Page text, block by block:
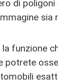
di
sia
funzione
potrete